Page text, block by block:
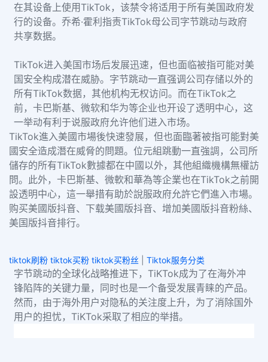
在其设备上使用TikTok，该禁令将适用于所有美国政府发
行的设备。乔希·霍利指责TikTok母公司字节跳动与政府
共享数据。
TikTok进入美国市场后发展迅速，但也面临被指可能对美
国安全构成潜在威胁。字节跳动一直强调公司存储以外的
所有TikTok数据，其他机构无权访问。而在TikTok之
前，卡巴斯基、微软和华为等企业也开设了透明中心，这
一举动有利于说服政府允许他们进入市场。
TikTok進入美國市場後快速發展，但也面臨著被指可能對美
國安全造成潛在威脅的問題。位元組跳動一直強調，公司所
儲存的所有TikTok數據都在中國以外，其他組織機構無權訪
問。此外，卡巴斯基、微軟和華為等企業也在TikTok之前開
設透明中心，這一舉措有助於說服政府允許它們進入市場。
购买美國版抖音、下载美國版抖音、增加美國版抖音粉絲、
美国版抖音排行。
tiktok刷粉 tiktok买粉 tiktok买粉丝 Tiktok服务分类
字节跳动的全球化战略推进下，TiKTok成为了在海外冲
锋陷阵的关键力量，同时也是一个备受发展青睐的产品。
然而，由于海外用户对隐私的关注度上升，为了消除国外
用户的担忧，TiKTok采取了相应的举措。